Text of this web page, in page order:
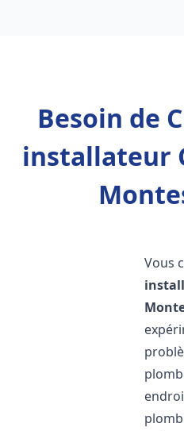
Besoin de
installateur
Vous